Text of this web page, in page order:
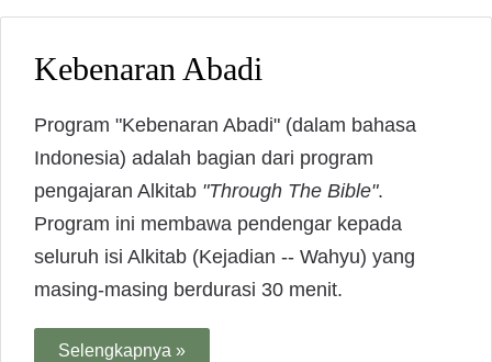
Kebenaran Abadi
Program "Kebenaran Abadi" (dalam bahasa
Indonesia) adalah bagian dari program
pengajaran Alkitab "Through The Bible".
Program ini membawa pendengar kepada
seluruh isi Alkitab (Kejadian -- Wahyu) yang
masing-masing berdurasi 30 menit.
Selengkapnya »